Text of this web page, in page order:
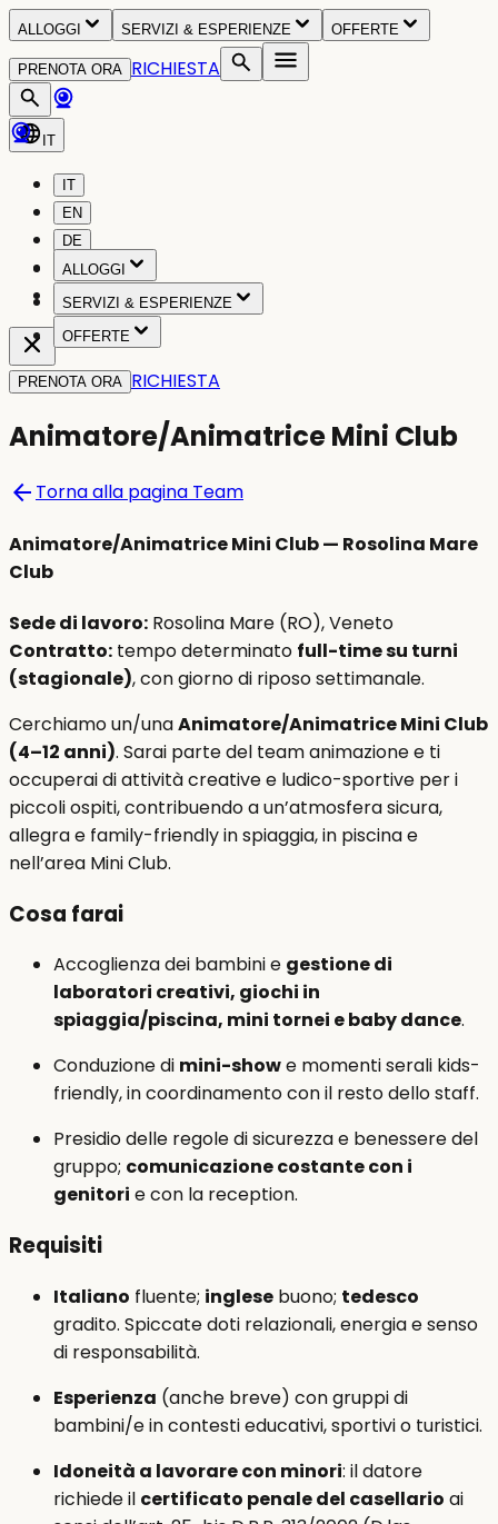
ALLOGGI SERVIZI & ESPERIENZE OFFERTE
PRENOTA ORA RICHIESTA
IT
IT
EN
DE
NL
PL
ALLOGGI
SERVIZI & ESPERIENZE
OFFERTE
PRENOTA ORA RICHIESTA
Animatore/Animatrice Mini Club
arrow_back Torna alla pagina Team
Animatore/Animatrice Mini Club — Rosolina Mare
Club
Sede di lavoro: Rosolina Mare (RO), Veneto
Contratto: tempo determinato full-time su turni
(stagionale), con giorno di riposo settimanale.
Cerchiamo un/unaAnimatore/Animatrice Mini Club
(4–12 anni). Sarai parte del team animazione e ti
occuperai di attività creative e ludico-sportive per i
piccoli ospiti, contribuendo a un’atmosfera sicura,
allegra e family-friendly in spiaggia, in piscina e
nell’area Mini Club.
Cosa farai
Accoglienza dei bambini e gestione di
laboratori creativi, giochi in
spiaggia/piscina, mini tornei e baby dance.
Conduzione di mini-showe momenti serali kids-
friendly, in coordinamento con il resto dello staff.
Presidio delle regole di sicurezza e benessere del
gruppo; comunicazione costante con i
genitori e con la reception.
Requisiti
Italiano fluente; inglese buono; tedesco
gradito. Spiccate doti relazionali, energia e senso
di responsabilità.
Esperienza (anche breve) con gruppi di
bambini/e in contesti educativi, sportivi o turistici.
Idoneità a lavorare con minori: il datore
richiede il certificato penale del casellario ai